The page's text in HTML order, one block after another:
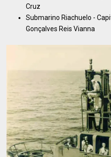
Cruz
Submarino Riachuelo -
Gonçalves Reis Vianna